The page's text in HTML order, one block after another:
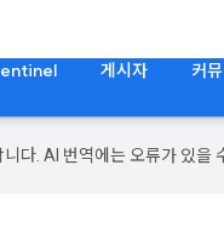
게시자 커
다. AI 번역에는 오류가 있을